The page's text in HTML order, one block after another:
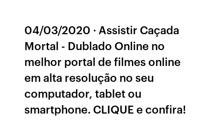
04/03/2020 · Assistir Caçada
Mortal - Dublado Online no
melhor portal de filmes online
em alta resolução no seu
computador, tablet ou
smartphone. CLIQUE e confira!